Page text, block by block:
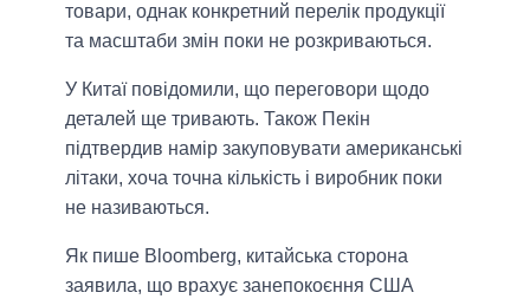
товари, однак конкретний перелік продукції
та масштаби змін поки не розкриваються.
У Китаї повідомили, що переговори щодо
деталей ще тривають. Також Пекін
підтвердив намір закуповувати американські
літаки, хоча точна кількість і виробник поки
не називаються.
Як пише Bloomberg, китайська сторона
заявила, що врахує занепокоєння США